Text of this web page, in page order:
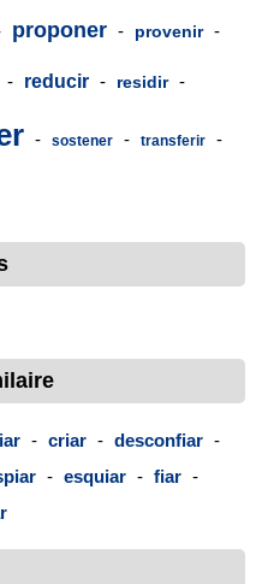
proponer - provenir -
- reducir - residir -
- sostener - transferir -
- criar - desconfiar -
- esquiar - fiar -